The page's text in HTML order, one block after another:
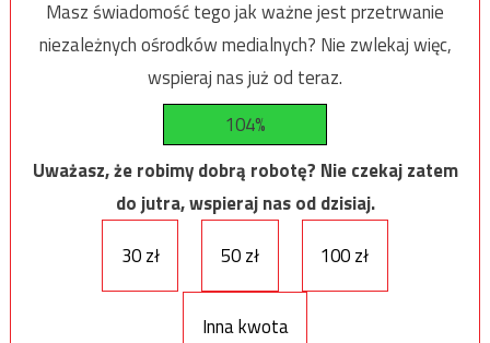
Masz świadomość tego jak ważne jest przetrwanie
niezależnych ośrodków medialnych? Nie zwlekaj więc,
wspieraj nas już od teraz.
104%
Uważasz, że robimy dobrą robotę? Nie czekaj zatem
do jutra, wspieraj nas od dzisiaj.
30 zł
50 zł 100 zł
Inna kwota